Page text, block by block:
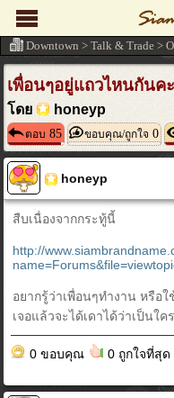
เพื่อนๆอยู่แถวไหนกันค
โดย honeyp
ตอบ 85 ขอบคุณ/ถูกใจ 0
honeyp
สืบเนื่องจากกระทู้นี้
http://
อยากรู้ว่าเพื่อนๆทำงาน หรือ
เจอแล้วจะได้เดาได้ว่าเป็นใ
0 ขอบคุณ 0 ถูกใจที่สุด
Downtown > Talk & Trade >